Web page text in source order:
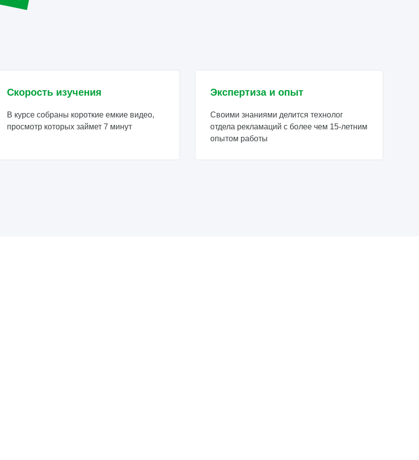
Скорость изучения
В курсе собраны короткие емкие видео,
просмотр которых займет 7 минут
Экспертиза и опыт
Своими знаниями делится технолог
отдела рекламаций с более чем 15-летним
опытом работы